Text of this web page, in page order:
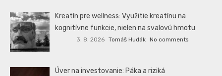
Kreatín pre wellness: Využitie kreatínu na
kognitívne funkcie, nielen na svalovú hmotu
3. 8. 2026 Tomáš Hudák No comments
Úver na investovanie: Páka a riziká